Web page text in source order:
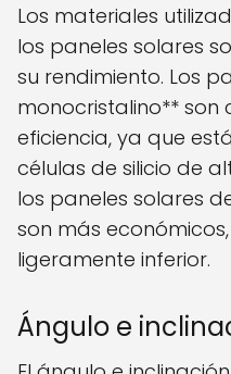
Los materiales
los paneles solares
su rendimiento. Los
monocristalino** son
eficiencia, ya que
células de silicio de
los paneles solares
son más
ligeramente inferior.
Ángulo e